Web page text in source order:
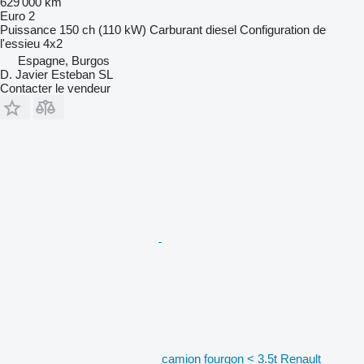
Euro 2
Puissance 150 ch (110 kW) Carburant diesel Configuration de
l'essieu 4x2
Espagne, Burgos
D. Javier Esteban SL
Contacter le vendeur
camion fourgon < 3.5t Renault